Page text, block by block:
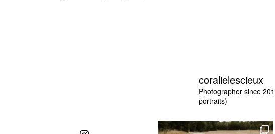
coralielescieux
Photographer since
portraits)